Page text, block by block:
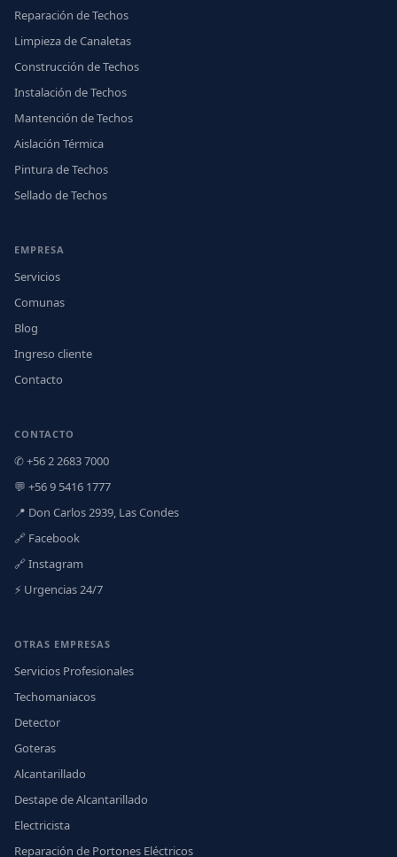
Reparación de Techos
Limpieza de Canaletas
Construcción de Techos
Instalación de Techos
Mantención de Techos
Aislación Térmica
Pintura de Techos
Sellado de Techos
EMPRESA
Servicios
Comunas
Blog
Ingreso cliente
Contacto
CONTACTO
✆ +56 2 2683 7000
💬 +56 9 5416 1777
📍 Don Carlos 2939, Las Condes
🔗 Facebook
🔗 Instagram
⚡ Urgencias 24/7
OTRAS EMPRESAS
Servicios Profesionales
Techomaniacos
Detector
Goteras
Alcantarillado
Destape de Alcantarillado
Electricista
Reparación de Portones Eléctricos